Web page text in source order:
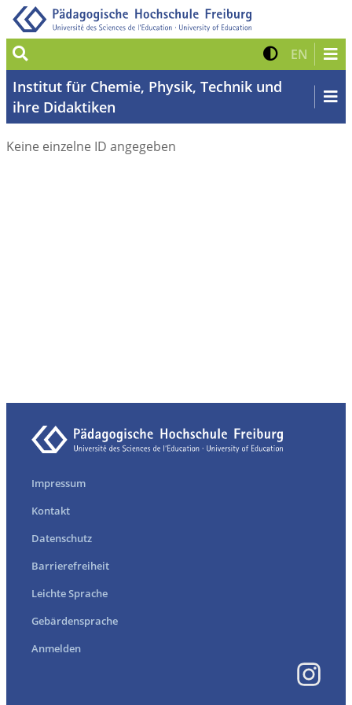
Suche Kontrast
EN Zur
Institut für Chemie, Physik, Technik und
ihre Didaktiken
Keine einzelne ID angegeben
Impressum
Kontakt
Datenschutz
Barrierefreiheit
Leichte Sprache
Gebärdensprache
Anmelden